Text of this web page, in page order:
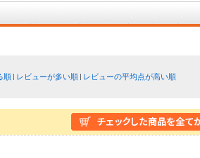
順 レビューが多い順
レビューの平均点が高い順